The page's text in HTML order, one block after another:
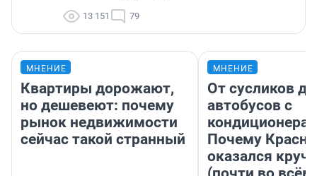
13 151 79
МНЕНИЕ
Квартиры дорожают,
но дешевеют: почему
рынок недвижимости
сейчас такой странный
МНЕНИЕ
От сусликов до
автобусов с
Почему
оказался